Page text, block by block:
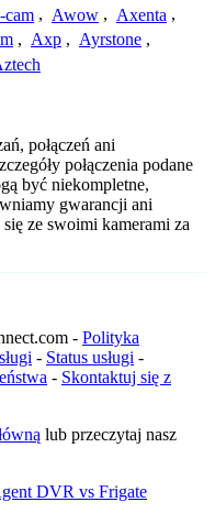
cam , Awow , Axenta ,
, Axp , Ayrstone ,
połączeń ani
połączenia podane
być niekompletne,
gwarancji ani
ze swoimi kamerami za
- Polityka
- Status usługi -
- Skontaktuj się z
lub przeczytaj nasz
DVR vs Frigate